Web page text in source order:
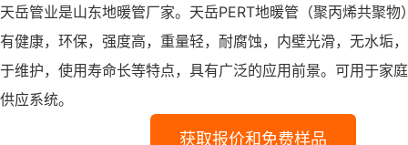
天岳管业是山东地暖管厂家。天岳PERT地暖管（聚丙烯共聚物
有健康，环保，强度高，重量轻，耐腐蚀，内壁光滑，无水垢
于维护，使用寿命长等特点，具有广泛的应用前景。可用于家
供应系统。
获取报价和免费样品